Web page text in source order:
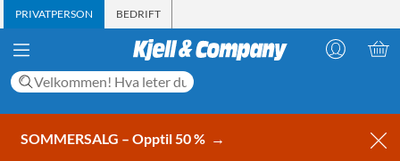
PRIVATPERSON BEDRIFT
SOMMERSALG – Opptil 50 % →